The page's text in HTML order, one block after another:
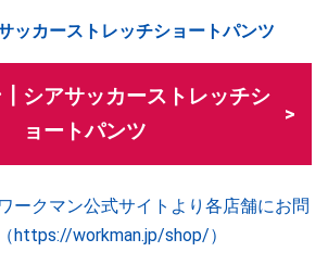
ッカーストレッチショートパンツ
シアサッカーストレッチシ
ョートパンツ
ークマン公式サイトより各店舗にお問
https://workman.jp/shop/）